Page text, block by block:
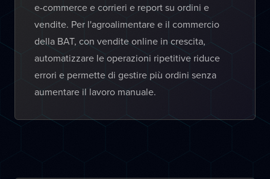
e-commerce e corrieri e report su ordini e
vendite. Per l'agroalimentare e il commercio
della BAT, con vendite online in crescita,
automatizzare le operazioni ripetitive riduce
errori e permette di gestire più ordini senza
aumentare il lavoro manuale.